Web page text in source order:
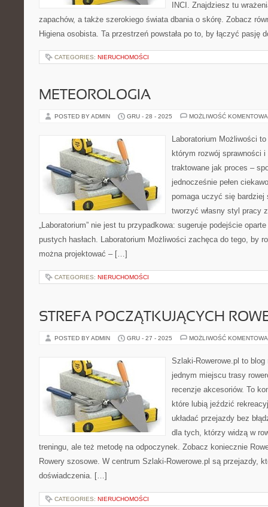
INCI. Znajdziesz tu
zapachów, a także szerokiego świata dbania o skórę. Zobacz
Higiena osobista. Ta przestrzeń powstała po to, by łączyć pasję
CATEGORIES: NIERUCHOMOŚCI
METEOROLOGIA
POSTED BY ADMIN GRU - 28 - 2025 MOŻLIWOŚĆ
Laboratorium Możliwości
którym rozwój sprawności
traktowane jak proces –
jednocześnie pełen
pomaga uczyć się bardziej
tworzyć własny styl pracy
„Laboratorium” nie jest tu przypadkowa: sugeruje podejście
pustych hasłach. Laboratorium Możliwości zachęca do tego, by
można projektować – […]
CATEGORIES: NIERUCHOMOŚCI
STREFA POCZĄTKUJĄCYCH
POSTED BY ADMIN GRU - 27 - 2025 MOŻLIWOŚĆ
Szlaki-Rowerowe.pl to blog
jednym miejscu trasy
recenzje akcesoriów. To
które lubią jeździć
układać przejazdy bez
dla tych, którzy widzą w
treningu, ale też metodę na odpoczynek. Zobacz koniecznie
Rowery szosowe. W centrum Szlaki-Rowerowe.pl są przejazdy,
doświadczenia. […]
CATEGORIES: NIERUCHOMOŚCI